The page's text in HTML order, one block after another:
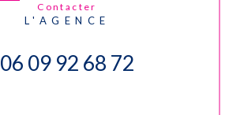
contacter
L'AGENCE
06 09 92 68 72